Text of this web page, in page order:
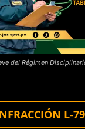
del Régimen
L-79